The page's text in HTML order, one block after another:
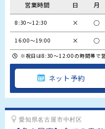
営業時間 日 月
8:30～12:30 × ○
16:00～19:00 × ○
※祝日は8:30～12:00の時間帯で
ネット予約
愛知県名古屋市中村区